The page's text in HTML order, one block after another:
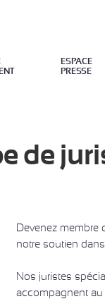
ESPACE
PRESSE
de
Devenez membre
notre soutien
Nos juristes
accompagnent au